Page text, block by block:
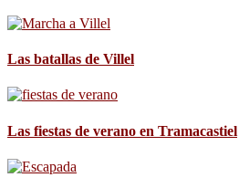
Las batallas de Villel
Las fiestas de verano en Tramacastiel